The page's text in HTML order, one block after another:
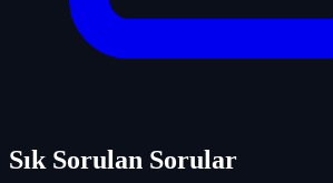
Sık Sorulan Sorular